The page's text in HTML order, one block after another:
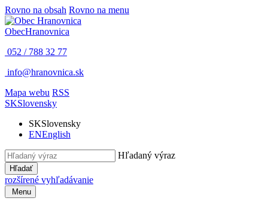
Rovno na obsah Rovno na menu
ObecHranovnica
052 / 788 32 77
info@hranovnica.sk
Mapa webu RSS
SKSlovensky
SKSlovensky
ENEnglish
Hľadaný výraz
Hľadať
rozšírené vyhľadávanie
Menu